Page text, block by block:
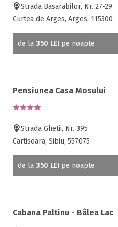
Strada Basarabilor, Nr. 27-29
Curtea de Arges, Arges, 115300
de la 350 LEI pe noapte
Pensiunea Casa Mosului
Strada Ghetii, Nr. 395
Cartisoara, Sibiu, 557075
de la 350 LEI pe noapte
Cabana Paltinu - Bâlea Lac